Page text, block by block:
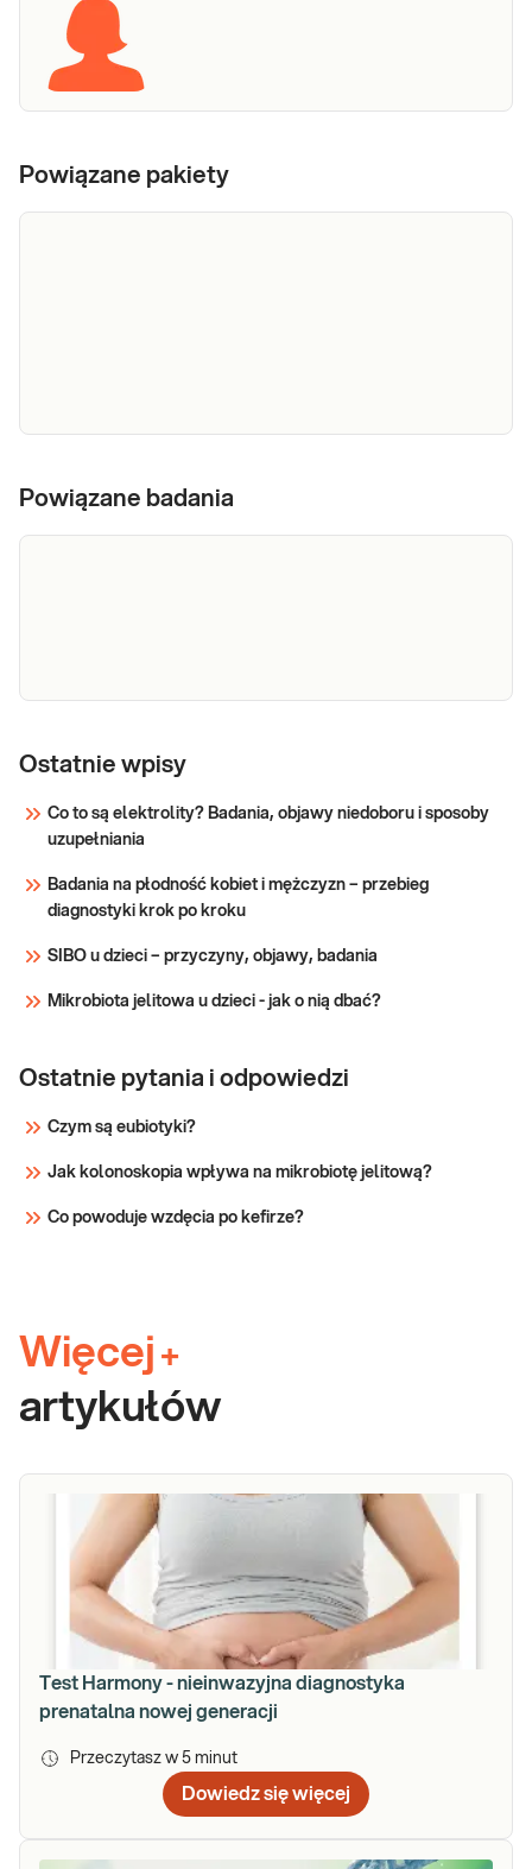
Powiązane pakiety
test
przyszłej mamy Wiek ciężarnej >35 lat
Niepomyślne wyniki badań I trymestru
Powiązane badania
fragment/najczęstsze mutacje)
Sprawdź
Ostatnie wpisy
Co to są elektrolity? Badania, objawy niedoboru i sposoby
uzupełniania
Badania na płodność kobiet i mężczyzn – przebieg
diagnostyki krok po kroku
SIBO u dzieci – przyczyny, objawy, badania
Mikrobiota jelitowa u dzieci - jak o nią dbać?
Ostatnie pytania i odpowiedzi
Czym są eubiotyki?
Jak kolonoskopia wpływa na mikrobiotę jelitową?
Co powoduje wzdęcia po kefirze?
Więcej +
artykułów
Test Harmony - nieinwazyjna diagnostyka
prenatalna nowej generacji
Przeczytasz w 5 minut
Dowiedz się więcej